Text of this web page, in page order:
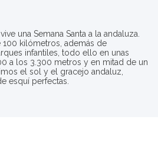
una Semana Santa a la andaluza.
100 kilómetros, además de
infantiles, todo ello en unas
a los 3.300 metros y en mitad de un
el sol y el gracejo andaluz,
esquí perfectas.